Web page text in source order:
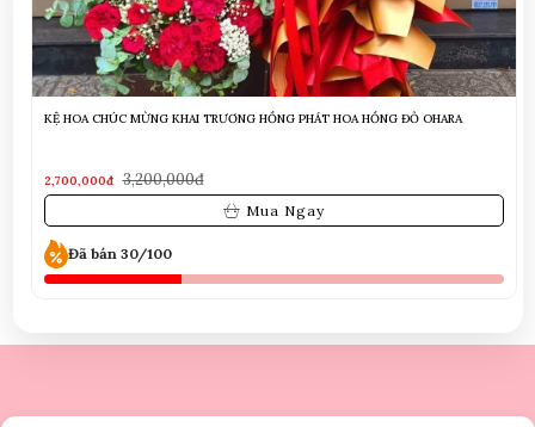
mẫu hoa chúc mừng đại hội
2,300,000đ 2,500,000đ
Mua Ngay
Đã bán 30/100